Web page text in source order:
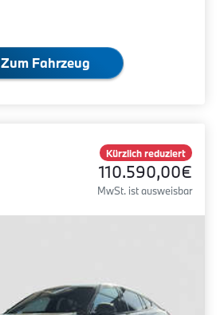
Zum Fahrzeug
Kürzlich reduziert
110.590,00€
MwSt. ist ausweisbar